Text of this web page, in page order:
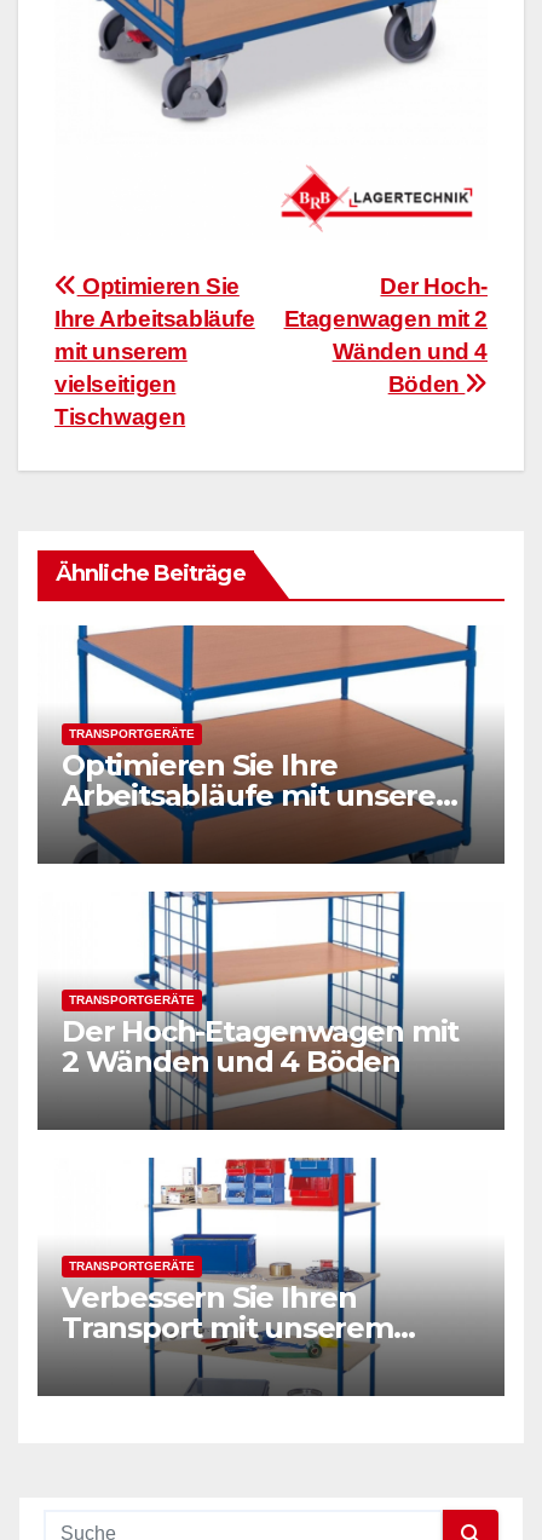
BeitragsnavigationDer Hoch-
Etagenwagen mit 2
Wänden und 4
Böden
Optimieren Sie
Ihre Arbeitsabläufe
mit unserem
vielseitigen
Tischwagen
Ähnliche Beiträge
TRANSPORTGERÄTE
Optimieren Sie Ihre
Arbeitsabläufe mit unserem
vielseitigen Tischwagen
TRANSPORTGERÄTE
Der Hoch-Etagenwagen mit
2 Wänden und 4 Böden
TRANSPORTGERÄTE
Verbessern Sie Ihren
Transport mit unserem
Etagenwagen mit 5 Ebenen